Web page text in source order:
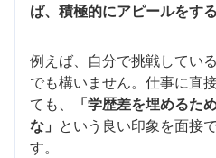
ば、積極的にアピールをす
例えば、自分で挑戦してい
でも構いません。仕事に直
ても、
「学歴差を埋めるた
な」 という良い印象を面接
す。